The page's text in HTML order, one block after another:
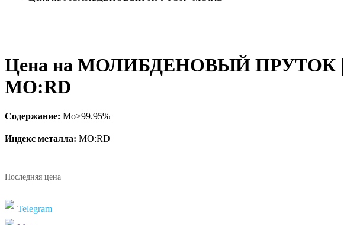
Цена на МОЛИБДЕНОВЫЙ ПРУТОК |
MO:RD
Содержание: Mo≥99.95%
Индекс металла: MO:RD
Последняя цена
Telegram